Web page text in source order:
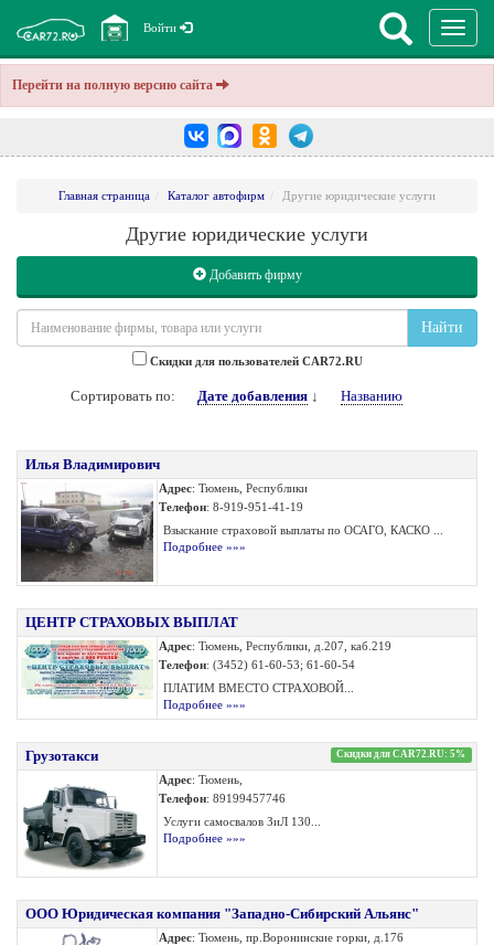
Перейти на полную версию сайта
Войти
Главная страница Каталог автофирм Другие юридические услуги
Другие юридические услуги
Добавить фирму
Найти
Cкидки для пользователей CAR72.RU
Сортировать по: Дате добавления↓ Названию
Илья Владимирович
Адрес: Тюмень, Республики
Телефон: 8-919-951-41-19
Взыскание страховой выплаты по ОСАГО, КАСКО ...
Подробнее »»»
ЦЕНТР СТРАХОВЫХ ВЫПЛАТ
Адрес: Тюмень, Республики, д.207, каб.219
Телефон: (3452) 61-60-53; 61-60-54
ПЛАТИМ ВМЕСТО СТРАХОВОЙ...
Подробнее »»»
Грузотакси Скидки для CAR72.RU: 5%
Адрес: Тюмень,
Телефон: 89199457746
Услуги самосвалов ЗиЛ 130...
Подробнее »»»
ООО Юридическая компания "Западно-Сибирский Альянс"
Адрес: Тюмень, пр.Воронинские горки, д.176